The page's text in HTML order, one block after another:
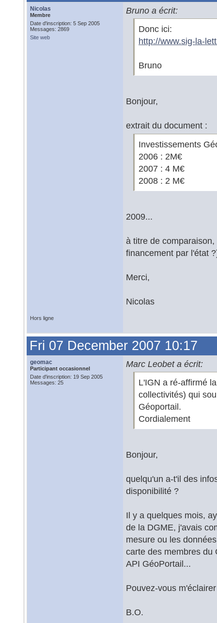
Nicolas
Membre
Date d'inscription: 5 Sep 2005
Messages: 2869
Site web
Bruno a écrit:
Donc ici:
http://www.sig-la-
Bruno
Bonjour,
extrait du document :
Investissements
2006 : 2M€
2007 : 4 M€
2008 : 2 M€
2009...
à titre de
financement par l'état
Merci,
Nicolas
Hors ligne
Fri 07 December 2007 10:17
geomac
Participant occasionnel
Date d'inscription: 19 Sep 2005
Messages: 25
Marc Leobet a écrit:
L'IGN a ré-affirmé
collectivités) qui
Géoportail.
Cordialement
Bonjour,
quelqu'un a-t'il des
disponibilité ?
Il y a quelques mois,
de la DGME, j'avais
mesure ou les
carte des membres du
API GéoPortail...
Pouvez-vous
B.O.